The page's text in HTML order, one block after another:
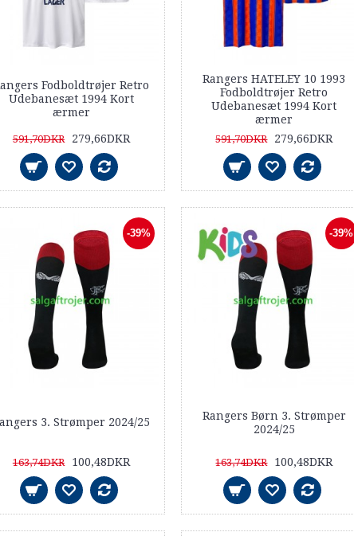
Fodboldtrøjer Retro
Udebanesæt 1994 Kort
ærmer
591,70DKR 279,66DKR
Rangers HATELEY 10 1993
Fodboldtrøjer Retro
Udebanesæt 1994 Kort
ærmer
591,70DKR 279,66DKR
-39%
3. Strømper 2024/25
163,74DKR 100,48DKR
-39%
Rangers Børn 3. Strømper
2024/25
163,74DKR 100,48DKR